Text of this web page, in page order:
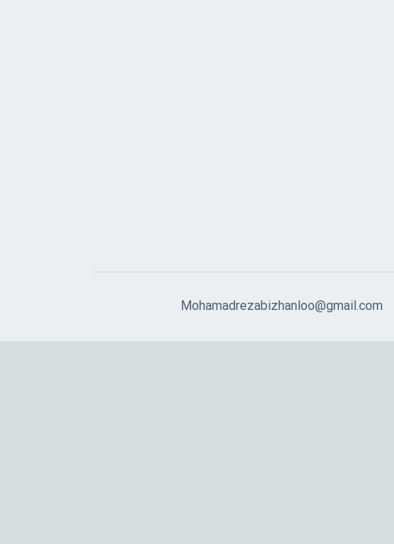
Mohamadrezabizhanloo@gmail.com